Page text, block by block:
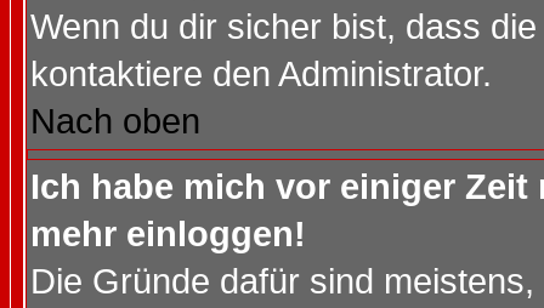
Wenn du dir sicher bist, dass
kontaktiere den Administrator.
Nach oben
Ich habe mich vor einiger
mehr einloggen!
Die Gründe dafür sind